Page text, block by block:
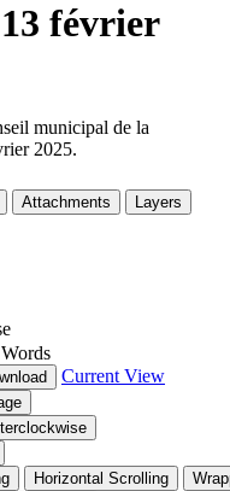
février
municipal de la
2025.